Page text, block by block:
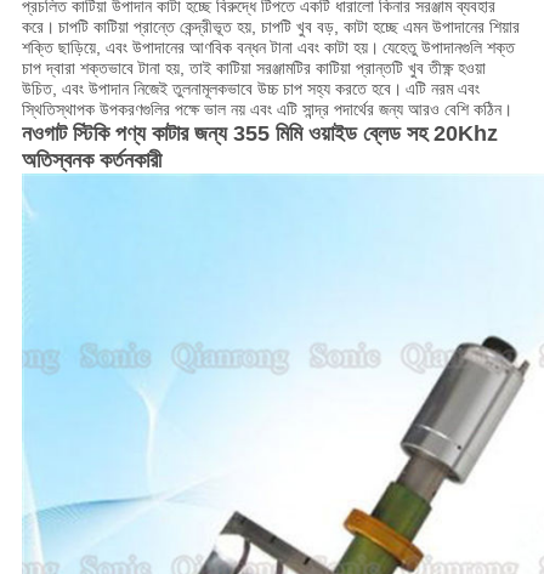
প্রচলিত কাটিয়া উপাদান কাটা হচ্ছে বিরুদ্ধে টিপতে একটি ধারালো কিনার সরঞ্জাম ব্যবহার
করে। চাপটি কাটিয়া প্রান্তে কেন্দ্রীভূত হয়, চাপটি খুব বড়, কাটা হচ্ছে এমন উপাদানের শিয়ার
শক্তি ছাড়িয়ে, এবং উপাদানের আণবিক বন্ধন টানা এবং কাটা হয়। যেহেতু উপাদানগুলি শক্ত
চাপ দ্বারা শক্তভাবে টানা হয়, তাই কাটিয়া সরঞ্জামটির কাটিয়া প্রান্তটি খুব তীক্ষ্ণ হওয়া
উচিত, এবং উপাদান নিজেই তুলনামূলকভাবে উচ্চ চাপ সহ্য করতে হবে। এটি নরম এবং
স্থিতিস্থাপক উপকরণগুলির পক্ষে ভাল নয় এবং এটি সান্দ্র পদার্থের জন্য আরও বেশি কঠিন।
নওগাট স্টিকি পণ্য কাটার জন্য 355 মিমি ওয়াইড ব্লেড সহ 20Khz
অতিস্বনক কর্তনকারী